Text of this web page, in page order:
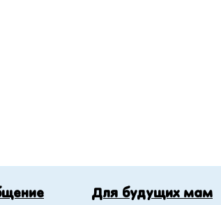
Для будущих мам